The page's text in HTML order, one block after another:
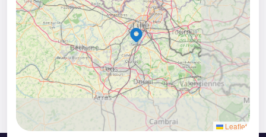
3
4
5
3
2
5
8
Leaflet